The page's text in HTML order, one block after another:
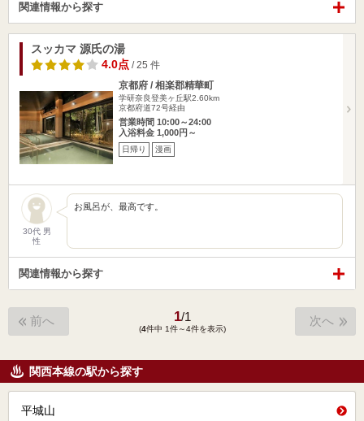
関連情報から探す
スッカマ 源氏の湯
4.0点 / 25 件
京都府 / 相楽郡精華町
学研奈良登美ヶ丘駅2.60km
京都府道72号経由
営業時間 10:00～24:00
入浴料金 1,000円～
日帰り 漫画
30代 男
性
お風呂が、最高です。
関連情報から探す
前へ 1/1
(4件中 1件～4件を表示)
次へ
関西本線の駅から探す
平城山